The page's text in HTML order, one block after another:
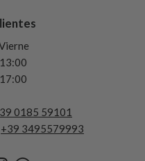
0185 59101
+39 3495579993